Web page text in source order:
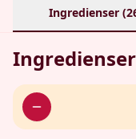
Ingredienser (
Ingredienser